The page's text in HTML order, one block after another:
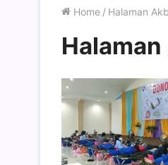
Home / Halaman